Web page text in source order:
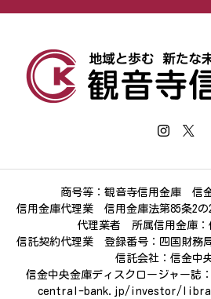
商号等：観音寺信用金庫 信
信用金庫代理業 信用金庫法第85条2の
代理業者 所属信用金庫：
信託契約代理業 登録番号：四国財務
信託会社：信金中
信金中央金庫ディスクロージャー誌：
central-bank.jp/investor/